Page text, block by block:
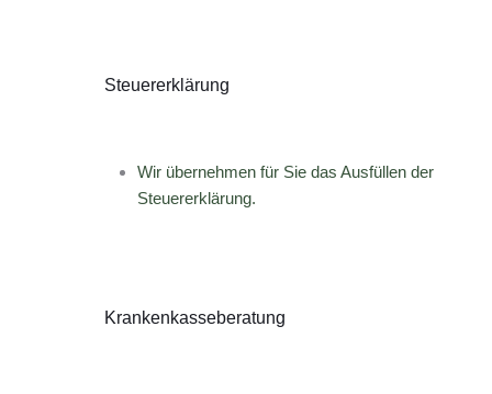
Steuererklärung
Wir übernehmen für Sie das Ausfüllen der
Steuererklärung.
Krankenkasseberatung